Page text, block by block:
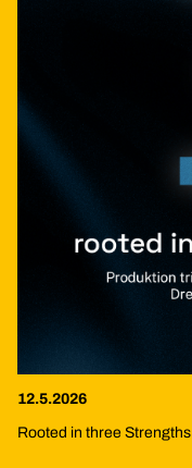
12.5.2026
Rooted in three Strengths